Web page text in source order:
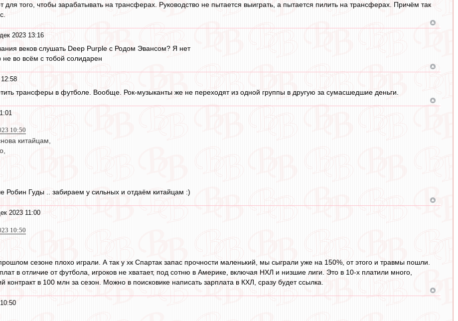
для того, чтобы зарабатывать на трансферах. Руководство не пытается выиграть, а пытается пилить на трансферах. Причём так
2023 13:16
веков слушать Deep Purple с Родом Эвансом? Я нет
не во всём с тобой солидарен
трансферы в футболе. Вообще. Рок-музыканты же не переходят из одной группы в другую за сумасшедшие деньги.
10:50
китайцам,
Робин Гуды .. забираем у сильных и отдаём китайцам :)
2023 11:00
10:50
сезоне плохо играли. А так у хк Спартак запас прочности маленький, мы сыграли уже на 150%, от этого и травмы пошли.
в отличие от футбола, игроков не хватает, под сотню в Америке, включая НХЛ и низшие лиги. Это в 10-х платили много,
контракт в 100 млн за сезон. Можно в поисковике написать зарплата в КХЛ, сразу будет ссылка.